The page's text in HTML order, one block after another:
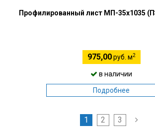
Профилированный лист МП-35х1035
975,00руб. м2
в наличии
Подробнее
1 2 3